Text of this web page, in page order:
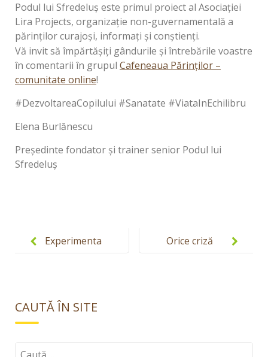
Podul lui Sfredeluș este primul proiect al Asociației
Lira Projects, organizație non-guvernamentală a
părinților curajoși, informați și conștienți.
Vă invit să împărtășiți gândurile și întrebările voastre
în comentarii în grupul Cafeneaua Părinților –
comunitate online!
#DezvoltareaCopilului #Sanatate #ViataInEchilibru
Elena Burlănescu
Președinte fondator și trainer senior Podul lui
Sfredeluș
navigationExperimenta
Orice criză
CAUTĂ ÎN SITE
Caută: